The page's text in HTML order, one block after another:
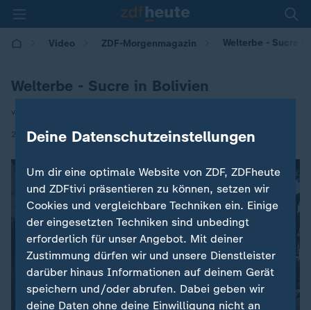
Video ZDF-Morgenmagazin Welterbe - Sucre
Welterbe - Sucre in Bolivien
von Christoph Röckerath
21.07.2025 | 05:30
Deine Datenschutzeinstellungen
Um dir eine optimale Website von ZDF, ZDFheute
und ZDFtivi präsentieren zu können, setzen wir
Cookies und vergleichbare Techniken ein. Einige
der eingesetzten Techniken sind unbedingt
erforderlich für unser Angebot. Mit deiner
Zustimmung dürfen wir und unsere Dienstleister
darüber hinaus Informationen auf deinem Gerät
speichern und/oder abrufen. Dabei geben wir
deine Daten ohne deine Einwilligung nicht an